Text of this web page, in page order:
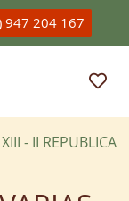
947 204 167
- II REPUBLICA